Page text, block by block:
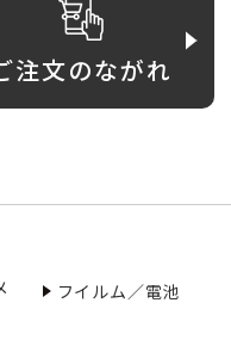
注文のながれ
フイルム／電池